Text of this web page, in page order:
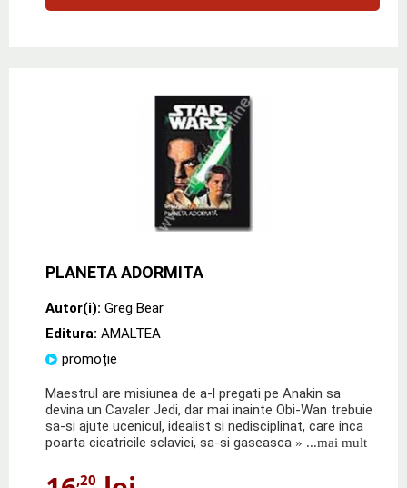
PLANETA ADORMITA
Autor(i): Greg Bear
Editura: AMALTEA
promoție
Maestrul are misiunea de a-l pregati pe Anakin sa
devina un Cavaler Jedi, dar mai inainte Obi-Wan trebuie
sa-si ajute ucenicul, idealist si nedisciplinat, care inca
poarta cicatricile sclaviei, sa-si gaseasca » ...mai mult
,20